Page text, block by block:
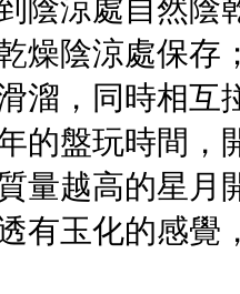
陰涼處自然陰
燥陰涼處保存
溜，同時相互
的盤玩時間，
量越高的星月
有玉化的感覺